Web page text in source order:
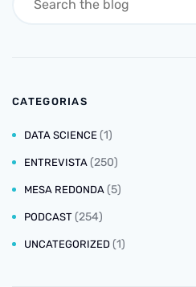
CATEGORIAS
DATA SCIENCE (1)
ENTREVISTA (250)
MESA REDONDA (5)
PODCAST (254)
UNCATEGORIZED (1)